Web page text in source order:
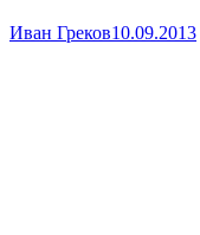
Иван Греков10.09.2013